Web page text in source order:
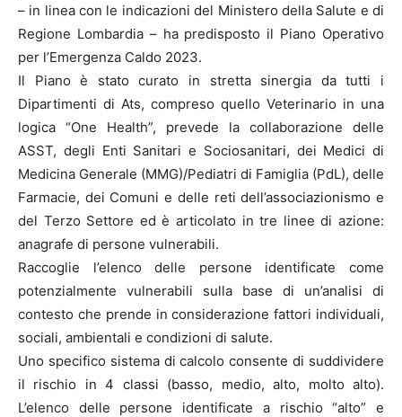
– in linea con le indicazioni del Ministero della Salute e di
Regione Lombardia – ha predisposto il Piano Operativo
per l’Emergenza Caldo 2023.
Il Piano è stato curato in stretta sinergia da tutti i
Dipartimenti di Ats, compreso quello Veterinario in una
logica “One Health”, prevede la collaborazione delle
ASST, degli Enti Sanitari e Sociosanitari, dei Medici di
Medicina Generale (MMG)/Pediatri di Famiglia (PdL), delle
Farmacie, dei Comuni e delle reti dell’associazionismo e
del Terzo Settore ed è articolato in tre linee di azione:
anagrafe di persone vulnerabili.
Raccoglie l’elenco delle persone identificate come
potenzialmente vulnerabili sulla base di un’analisi di
contesto che prende in considerazione fattori individuali,
sociali, ambientali e condizioni di salute.
Uno specifico sistema di calcolo consente di suddividere
il rischio in 4 classi (basso, medio, alto, molto alto).
L’elenco delle persone identificate a rischio “alto” e